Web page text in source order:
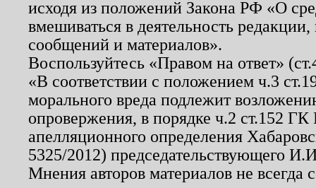
исходя из положений Закона РФ «О
вмешиваться в деятельность
сообщений и материалов».
Воспользуйтесь «Правом на ответ»
«В соответствии с положением ч.3
морального вреда подлежит
опровержения, в порядке ч.2 ст.152
апелляционного определения
5325/2012) председательствующего
Мнения авторов материалов не